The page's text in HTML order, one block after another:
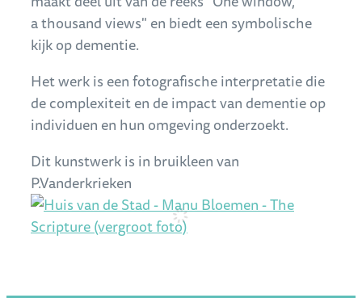
a thousand views" en biedt een symbolische
kijk op dementie.
Het werk is een fotografische interpretatie die
de complexiteit en de impact van dementie op
individuen en hun omgeving onderzoekt.
Dit kunstwerk is in bruikleen van
P.Vanderkrieken